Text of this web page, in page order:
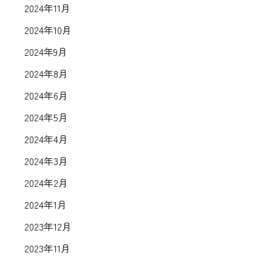
2024年11月
2024年10月
2024年9月
2024年8月
2024年6月
2024年5月
2024年4月
2024年3月
2024年2月
2024年1月
2023年12月
2023年11月